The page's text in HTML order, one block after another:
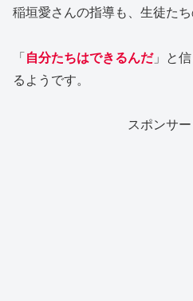
稲垣愛さんの指導も、生徒た
「自分たちはできるんだ」と
るようです。
スポンサ